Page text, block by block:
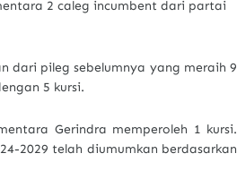
2 caleg incumbent dari partai
dari pileg sebelumnya yang meraih 9
5 kursi.
Gerindra memperoleh 1 kursi.
2029 telah diumumkan berdasarkan